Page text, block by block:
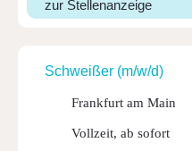
zur Stellenanzeige
Schweißer (m/w/d)
Frankfurt am Main
Vollzeit, ab sofort